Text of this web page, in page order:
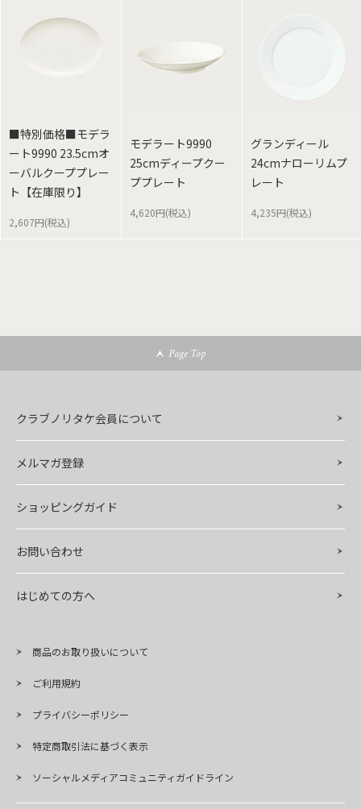
■特別価格■モデラ
ート9990 23.5cmオ
ーバルクーププレー
ト【在庫限り】
2,607円(税込)
モデラート9990
25cmディープクー
ププレート
4,620円(税込)
グランディール
24cmナローリムプ
レート
4,235円(税込)
Page Top
クラブノリタケ会員について
メルマガ登録
ショッピングガイド
お問い合わせ
はじめての方へ
商品のお取り扱いについて
ご利用規約
プライバシーポリシー
特定商取引法に基づく表示
ソーシャルメディアコミュニティガイドライン